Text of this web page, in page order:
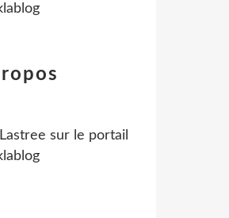
Lastree sur le portail